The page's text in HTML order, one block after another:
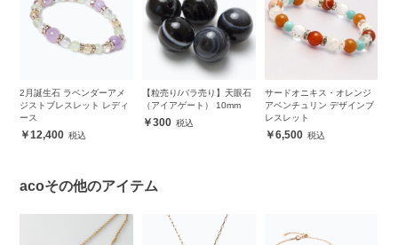
ダーアメ
ト レディ
【粒売り/バラ売り】天眼石
（アイアゲート） 10mm
サードオニキス・オレンジ
アベンチュリン デザインブ
レスレット
ブラジル クリスタル
シンプルブレスレット
acoその他のアイテム